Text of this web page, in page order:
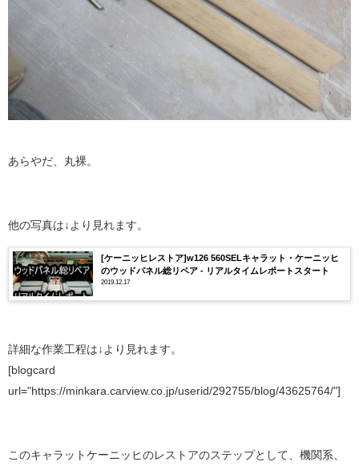
あらやだ、丸裸。
他の写真は↓より見れます。
[ケーニッヒレストア]w126 560SELキャラット・ケーニッヒ
のウッドパネル総リペア - リアルタイムレポートスタート
2019.12.17
詳細な作業工程は↓より見れます。
[blogcard
url="https://minkara.carview.co.jp/userid/292755/blog/43625764/"]
このキャラットケーニッヒのレストアのステップとして、機関系、